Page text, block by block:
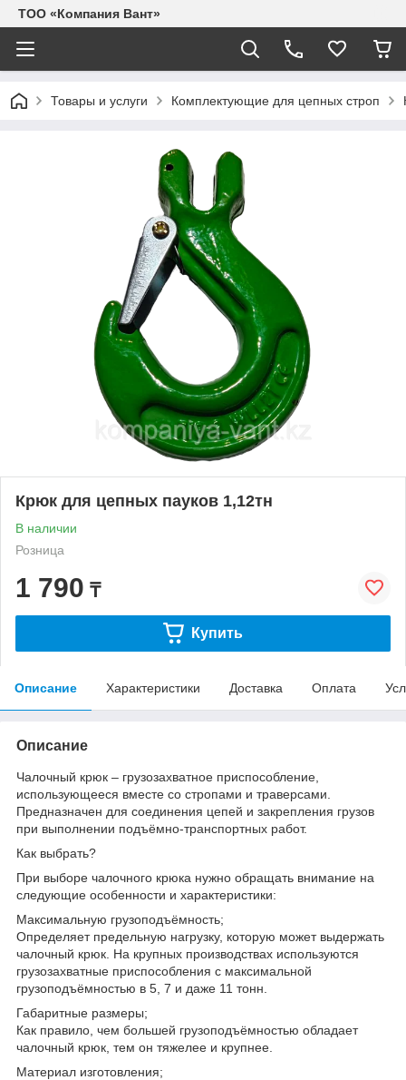
ТОО «Компания Вант»
Товары и услуги Комплектующие для цепных строп
Крюк для цепных пауков 1,12тн
В наличии
Розница
1 790 ₸
Купить
Описание Характеристики Доставка Оплата
Описание
Чалочный крюк – грузозахватное приспособление,
использующееся вместе со стропами и траверсами.
Предназначен для соединения цепей и закрепления грузов
при выполнении подъёмно-транспортных работ.
Как выбрать?
При выборе чалочного крюка нужно обращать внимание на
следующие особенности и характеристики:
Максимальную грузоподъёмность;
Определяет предельную нагрузку, которую может выдержать
чалочный крюк. На крупных производствах используются
грузозахватные приспособления с максимальной
грузоподъёмностью в 5, 7 и даже 11 тонн.
Габаритные размеры;
Как правило, чем большей грузоподъёмностью обладает
чалочный крюк, тем он тяжелее и крупнее.
Материал изготовления;